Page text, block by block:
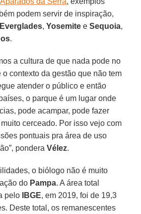
podem servir de inspiração,
,Yosemite eSequoia,
.
a cultura de que nada pode no
o contexto da gestão que não tem
atender o público e então
o parque é um lugar onde
pode acampar, pode fazer
cerceado. Por isso vejo com
pontuais pra área de uso
ponderaVélez.
o biólogo não é muito
do Pampa. A área total
pelo
IBGE, em 2019, foi de 19,3
Deste total, os remanescentes